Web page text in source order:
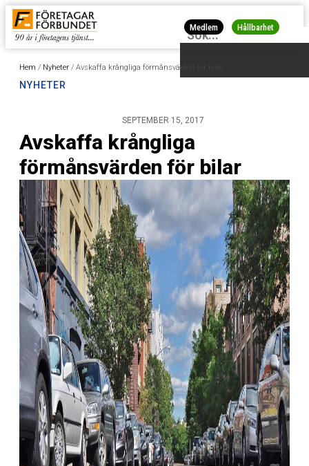
Medlem Hållbarhet
Hem / Nyheter / Avskaffa krångliga förmånsvärden för bilar
NYHETER
SEPTEMBER 15, 2017
Avskaffa krångliga
förmånsvärden för bilar